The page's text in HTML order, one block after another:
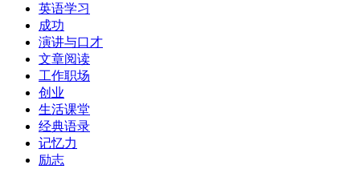
英语学习
成功
演讲与口才
文章阅读
工作职场
创业
生活课堂
经典语录
记忆力
励志